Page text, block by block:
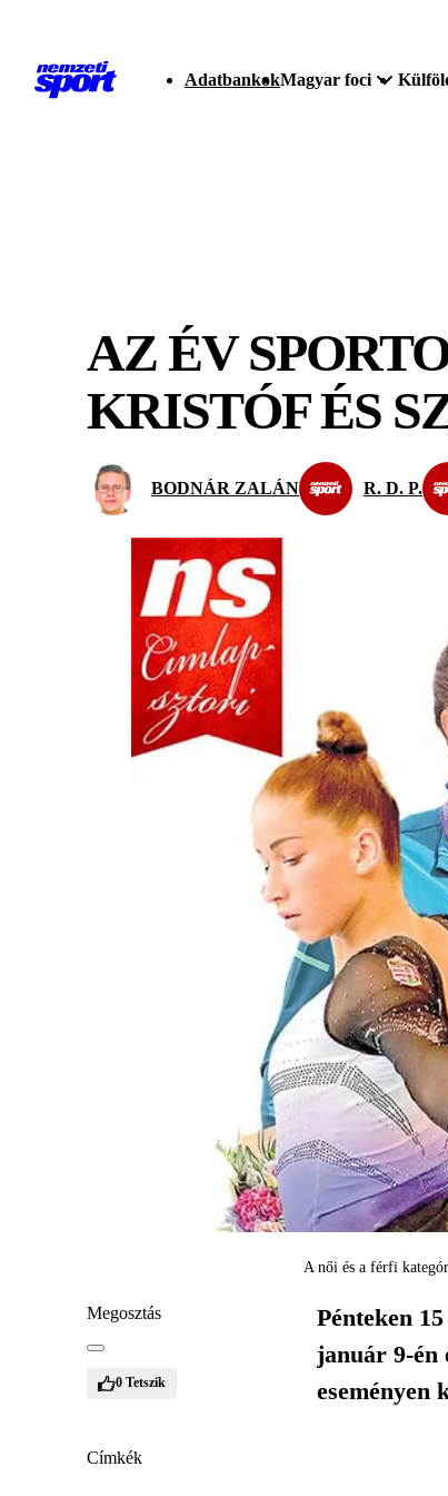
AdatbankokMagyar foci
AZ ÉV
KRISTÓF ÉS
BODNÁR ZALÁN R. D. P.
A női és a férfi
Megosztás
0 Tetszik
Címkék
Pénteken
január 9-én
eseményen